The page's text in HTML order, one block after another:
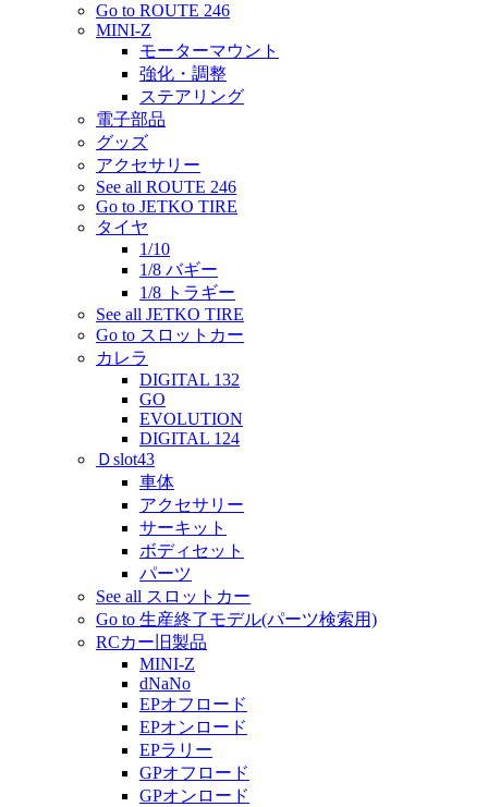
Go to ROUTE 246
MINI-Z
モーターマウント
強化・調整
ステアリング
電子部品
グッズ
アクセサリー
See all ROUTE 246
Go to JETKO TIRE
タイヤ
1/10
1/8 バギー
1/8 トラギー
See all JETKO TIRE
Go to スロットカー
カレラ
DIGITAL 132
GO
EVOLUTION
DIGITAL 124
Ｄslot43
車体
アクセサリー
サーキット
ボディセット
パーツ
See all スロットカー
Go to 生産終了モデル(パーツ検索用)
RCカー旧製品
MINI-Z
dNaNo
EPオフロード
EPオンロード
EPラリー
GPオフロード
GPオンロード